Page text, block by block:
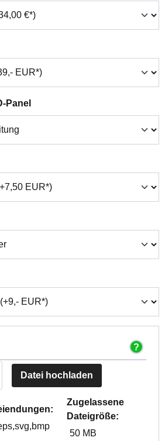
Panelauswählen
Datei hochladen
Zugelassene
Dateigröße:
50 MB